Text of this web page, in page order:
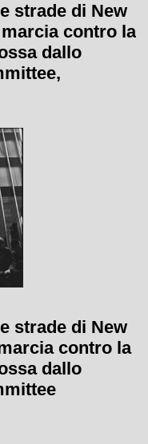
strade di New
contro la
dallo
strade di New
contro la
dallo